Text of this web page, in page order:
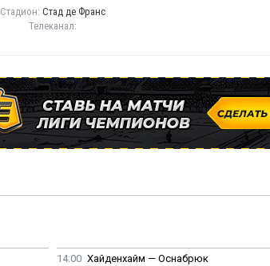
Стадион: Стад де Франс
Телеканал:
14:00 Хайденхайм — Оснабрюк